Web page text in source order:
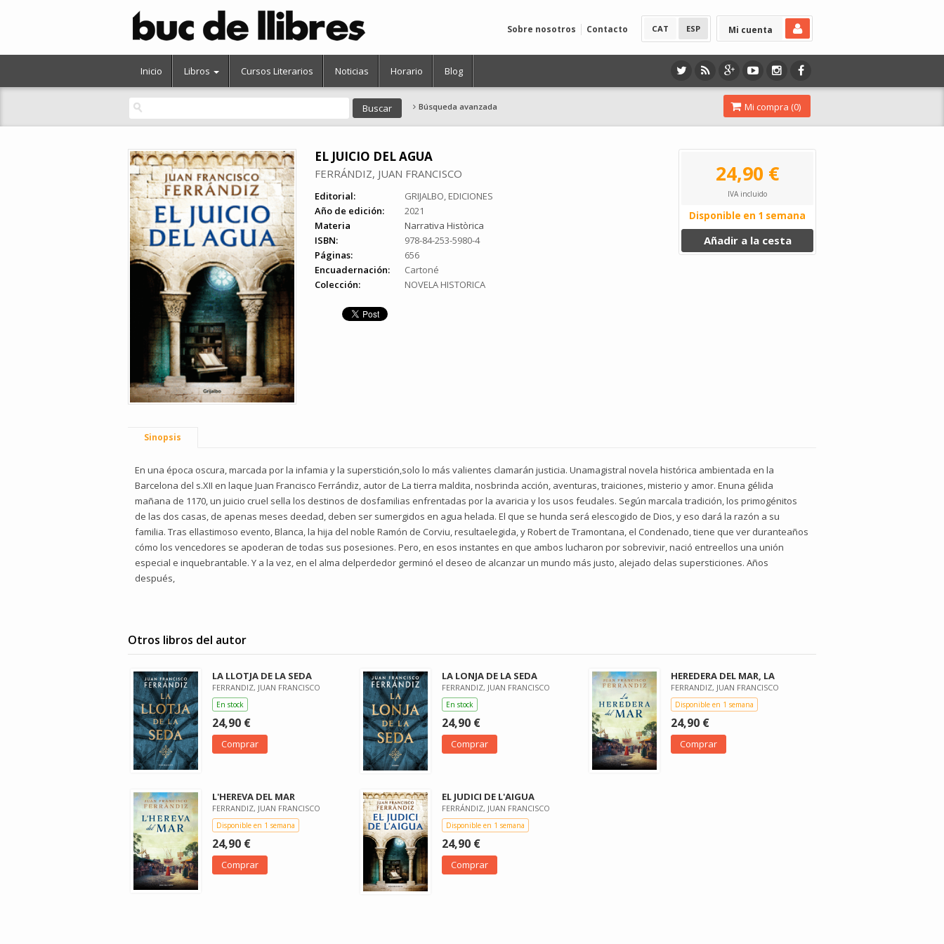
Mi cuenta
CAT ESP
Sobre nosotros Contacto
Inicio Libros Cursos Literarios Noticias Horario Blog
Búsqueda avanzada Mi compra (0)
EL JUICIO DEL AGUA
FERRÁNDIZ, JUAN FRANCISCO
Editorial:
GRIJALBO, EDICIONES
Año de edición:
2021
Materia
Narrativa Històrica
ISBN:
978-84-253-5980-4
Páginas:
656
Encuadernación:
Cartoné
Colección:
NOVELA HISTORICA
24,90 €
IVA incluido
Disponible en 1 semana
Añadir a la cesta
Sinopsis
En una época oscura, marcada por la infamia y la superstición,solo lo más valientes clamarán justicia. Unamagistral novela histórica ambientada en la
Barcelona del s.XII en laque Juan Francisco Ferrándiz, autor de La tierra maldita, nosbrinda acción, aventuras, traiciones, misterio y amor. Enuna gélida
mañana de 1170, un juicio cruel sella los destinos de dosfamilias enfrentadas por la avaricia y los usos feudales. Según marcala tradición, los primogénitos
de las dos casas, de apenas meses deedad, deben ser sumergidos en agua helada. El que se hunda será elescogido de Dios, y eso dará la razón a su
familia. Tras ellastimoso evento, Blanca, la hija del noble Ramón de Corviu, resultaelegida, y Robert de Tramontana, el Condenado, tiene que ver duranteaños
cómo los vencedores se apoderan de todas sus posesiones. Pero, en esos instantes en que ambos lucharon por sobrevivir, nació entreellos una unión
especial e inquebrantable. Y a la vez, en el alma delperdedor germinó el deseo de alcanzar un mundo más justo, alejado delas supersticiones. Años
después,
Otros libros del autor
LA LLOTJA DE LA SEDA
FERRANDIZ, JUAN FRANCISCO
En stock
24,90 €
Comprar
LA LONJA DE LA SEDA
FERRANDIZ, JUAN FRANCISCO
En stock
24,90 €
Comprar
HEREDERA DEL MAR, LA
FERRANDIZ, JUAN FRANCISCO
Disponible en 1 semana
24,90 €
Comprar
L'HEREVA DEL MAR
FERRANDIZ, JUAN FRANCISCO
Disponible en 1 semana
24,90 €
Comprar
EL JUDICI DE L'AIGUA
FERRÁNDIZ, JUAN FRANCISCO
Disponible en 1 semana
24,90 €
Comprar